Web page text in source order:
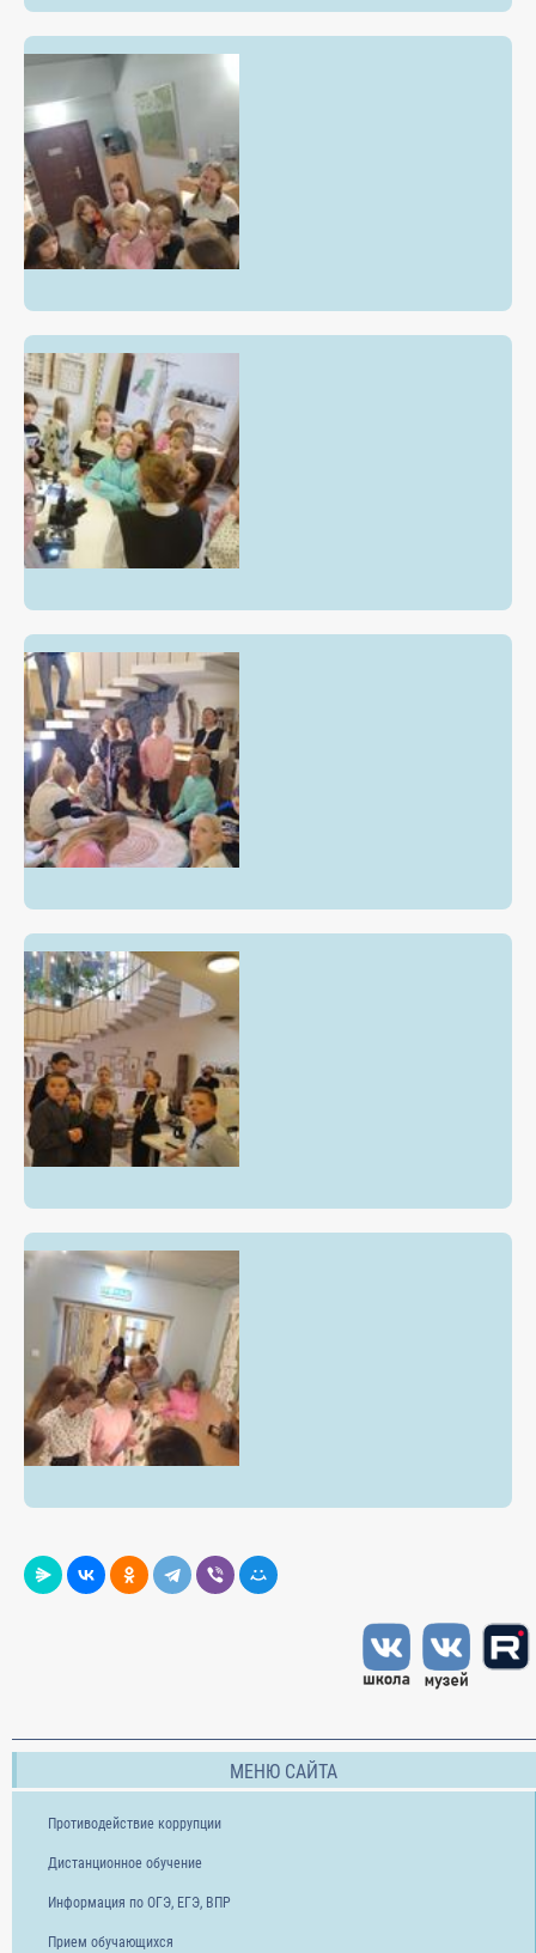
МЕНЮ САЙТА
Противодействие коррупции
Дистанционное обучение
Информация по ОГЭ, ЕГЭ, ВПР
Прием обучающихся